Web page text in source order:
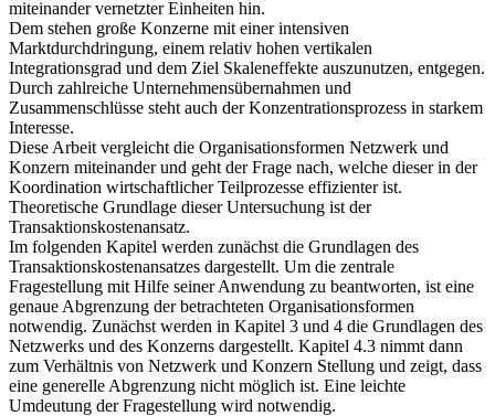
miteinander vernetzter Einheiten hin.
Dem stehen große Konzerne mit einer intensiven
Marktdurchdringung, einem relativ hohen vertikalen
Integrationsgrad und dem Ziel Skaleneffekte auszunutzen, entgegen.
Durch zahlreiche Unternehmensübernahmen und
Zusammenschlüsse steht auch der Konzentrationsprozess in starkem
Interesse.
Diese Arbeit vergleicht die Organisationsformen Netzwerk und
Konzern miteinander und geht der Frage nach, welche dieser in der
Koordination wirtschaftlicher Teilprozesse effizienter ist.
Theoretische Grundlage dieser Untersuchung ist der
Transaktionskostenansatz.
Im folgenden Kapitel werden zunächst die Grundlagen des
Transaktionskostenansatzes dargestellt. Um die zentrale
Fragestellung mit Hilfe seiner Anwendung zu beantworten, ist eine
genaue Abgrenzung der betrachteten Organisationsformen
notwendig. Zunächst werden in Kapitel 3 und 4 die Grundlagen des
Netzwerks und des Konzerns dargestellt. Kapitel 4.3 nimmt dann
zum Verhältnis von Netzwerk und Konzern Stellung und zeigt, dass
eine generelle Abgrenzung nicht möglich ist. Eine leichte
Umdeutung der Fragestellung wird notwendig.